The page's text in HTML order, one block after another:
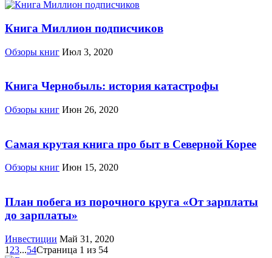
Книга Миллион подписчиков
Обзоры книг Июл 3, 2020
Книга Чернобыль: история катастрофы
Обзоры книг Июн 26, 2020
Самая крутая книга про быт в Северной Корее
Обзоры книг Июн 15, 2020
План побега из порочного круга «От зарплаты
до зарплаты»
Инвестиции Май 31, 2020
1 23...54Страница 1 из 54